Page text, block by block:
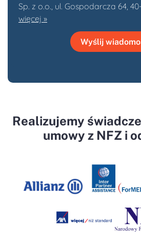
Sp. z o.o., ul. Gospodarcza 64,
więcej »
Wyślij
Realizujemy
umowy z NFZ i